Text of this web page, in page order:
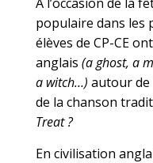
populaire dans les
élèves de CP-CE
anglais (a ghost, a m
a witch…) autour de
de la chanson
Treat ?
En civilisation